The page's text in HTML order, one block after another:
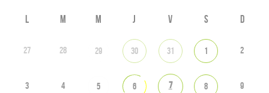
L M M J V S D
27 28 29 30 31 1 2
3 4 5 6 7 8 9